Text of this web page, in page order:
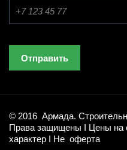
Отправить
© 2016  Армада.
Права защищены I Цены на
характер I Не  оферта